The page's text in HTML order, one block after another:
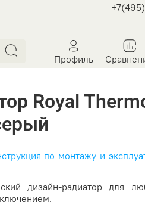
Профиль
Royal
по монтажу и
дизайн-радиатор для